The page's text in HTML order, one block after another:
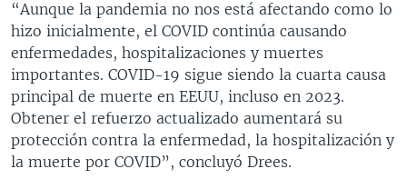
“Aunque la pandemia no nos está afectando como lo
hizo inicialmente, el COVID continúa causando
enfermedades, hospitalizaciones y muertes
importantes. COVID-19 sigue siendo la cuarta causa
principal de muerte en EEUU, incluso en 2023.
Obtener el refuerzo actualizado aumentará su
protección contra la enfermedad, la hospitalización y
la muerte por COVID”, concluyó Drees.